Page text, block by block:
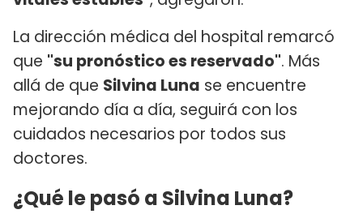
La dirección médica del hospital remarcó
que "su pronóstico es reservado". Más
allá de que Silvina Luna se encuentre
mejorando día a día, seguirá con los
cuidados necesarios por todos sus
doctores.
¿Qué le pasó a Silvina Luna?